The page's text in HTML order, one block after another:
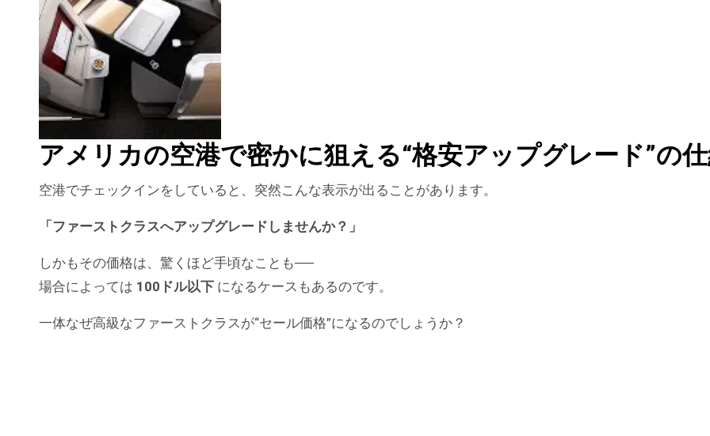
アメリカの空港で密かに狙える“格安アップグレード”の
空港でチェックインをしていると、突然こんな表示が出ることがあります。
「ファーストクラスへアップグレードしませんか？」
しかもその価格は、驚くほど手頃なことも──
場合によっては 100ドル以下 になるケースもあるのです。
一体なぜ高級なファーストクラスが“セール価格”になるのでしょうか？